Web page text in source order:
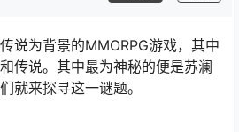
说为背景的MMORPG游戏，其中
传说。其中最为神秘的便是苏澜
就来探寻这一谜题。